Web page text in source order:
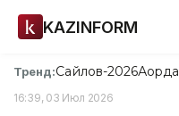
KAZINFORM
Тренд:Сайлов-2026Ақорда
16:39, 03 Июл 2026